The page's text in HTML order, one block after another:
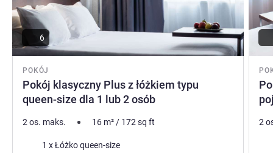
POKÓJ
Pokój klasyczny Plus z łóżkiem typu
queen-size dla 1 lub 2 osób
6
2 os. maks. 16 m²/ 172sq ft
Pościel1 x Łóżko queen-size
2